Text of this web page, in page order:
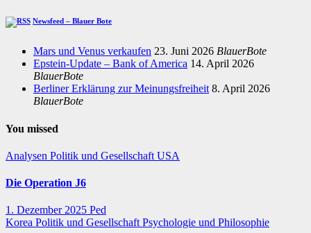
Newsfeed – Blauer Bote
Mars und Venus verkaufen 23. Juni 2026 BlauerBote
Epstein-Update – Bank of America 14. April 2026
BlauerBote
Berliner Erklärung zur Meinungsfreiheit 8. April 2026
BlauerBote
You missed
Analysen Politik und Gesellschaft USA
Die Operation J6
1. Dezember 2025 Ped
Korea Politik und Gesellschaft Psychologie und Philosophie